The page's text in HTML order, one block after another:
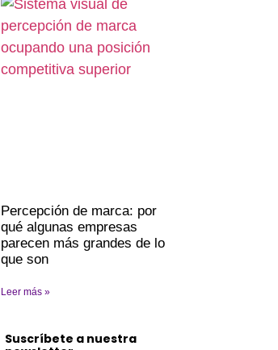
Percepción de marca: por
qué algunas empresas
parecen más grandes de lo
que son
Leer más »
Suscríbete a nuestra